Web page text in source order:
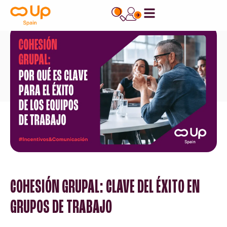
contenido
COHESIÓN GRUPAL: CLAVE DEL ÉXITO EN
GRUPOS DE TRABAJO